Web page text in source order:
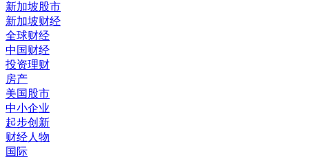
新加坡股市
新加坡财经
全球财经
中国财经
投资理财
房产
美国股市
中小企业
起步创新
财经人物
国际